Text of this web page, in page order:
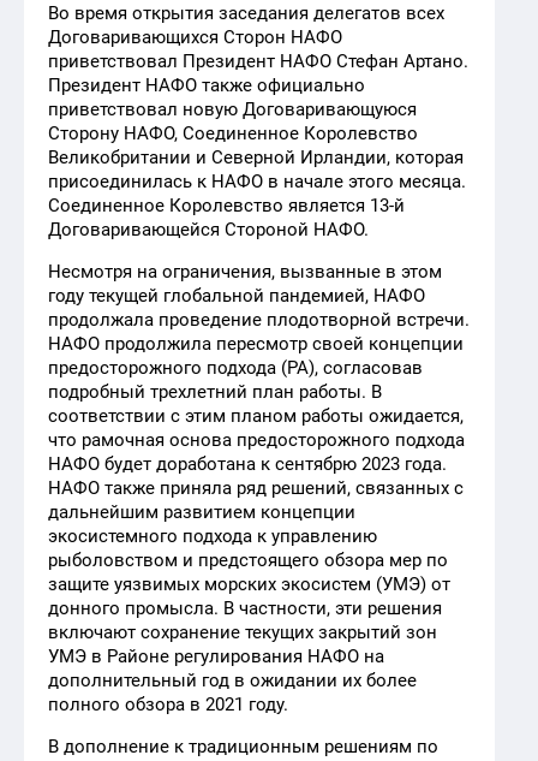
Во время открытия заседания делегатов всех
Договаривающихся Сторон НАФО
приветствовал Президент НАФО Стефан Артано.
Президент НАФО также официально
приветствовал новую Договаривающуюся
Сторону НАФО, Соединенное Королевство
Великобритании и Северной Ирландии, которая
присоединилась к НАФО в начале этого месяца.
Соединенное Королевство является 13-й
Договаривающейся Стороной НАФО.
Несмотря на ограничения, вызванные в этом
году текущей глобальной пандемией, НАФО
продолжала проведение плодотворной встречи.
НАФО продолжила пересмотр своей концепции
предосторожного подхода (PA), согласовав
подробный трехлетний план работы. В
соответствии с этим планом работы ожидается,
что рамочная основа предосторожного подхода
НАФО будет доработана к сентябрю 2023 года.
НАФО также приняла ряд решений, связанных с
дальнейшим развитием концепции
экосистемного подхода к управлению
рыболовством и предстоящего обзора мер по
защите уязвимых морских экосистем (УМЭ) от
донного промысла. В частности, эти решения
включают сохранение текущих закрытий зон
УМЭ в Районе регулирования НАФО на
дополнительный год в ожидании их более
полного обзора в 2021 году.
В дополнение к традиционным решениям по